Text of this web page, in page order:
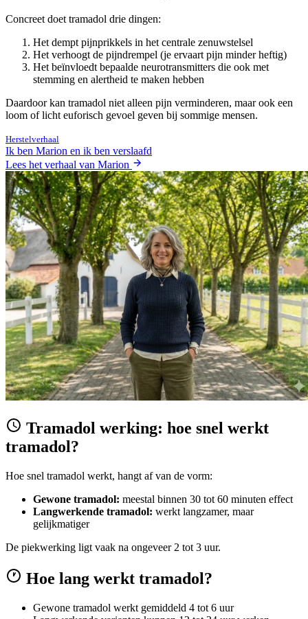
Concreet doet tramadol drie dingen:
Het dempt pijnprikkels in het centrale zenuwstelsel
Het verhoogt de pijndrempel (je ervaart pijn minder heftig)
Het beïnvloedt bepaalde neurotransmitters die ook met
stemming en alertheid te maken hebben
Daardoor kan tramadol niet alleen pijn verminderen, maar ook een
loom of licht euforisch gevoel geven bij sommige mensen.
Herstelverhaal
Ik ben Marion en ik ben verslaafd
Lees het verhaal van Marion
Tramadol werking: hoe snel werkt
tramadol?
Hoe snel tramadol werkt, hangt af van de vorm:
Gewone tramadol: meestal binnen 30 tot 60 minuten effect
Langwerkende tramadol: werkt langzamer, maar
gelijkmatiger
De piekwerking ligt vaak na ongeveer 2 tot 3 uur.
Hoe lang werkt tramadol?
Gewone tramadol werkt gemiddeld 4 tot 6 uur